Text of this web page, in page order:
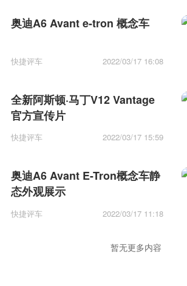
奥迪A6 Avant e-tron 概念车
快捷评车 2022/03/17 16:08
全新阿斯顿·马丁V12 Vantage
官方宣传片
快捷评车 2022/03/17 15:59
奥迪A6 Avant E-Tron概念车静
态外观展示
快捷评车 2022/03/17 11:18
暂无更多内容